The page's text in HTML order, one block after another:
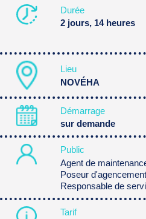
Durée
2 jours, 14 heures
Lieu
NOVÉHA
Démarrage
sur demande
Public
Agent de
Poseur
Responsable de
Tarif